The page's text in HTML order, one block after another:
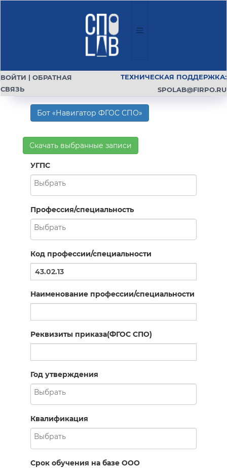
ВОЙТИ | ОБРАТНАЯ
СВЯЗЬ
ТЕХНИЧЕСКАЯ ПОДДЕРЖКА:
SPOLAB@FIRPO.RU
Бот «Навигатор ФГОС СПО»
Скачать выбранные записи
УГПС
Профессия/специальность
Код профессии/специальности
Наименование профессии/специальности
Реквизиты приказа(ФГОС СПО)
Год утверждения
Квалификация
Срок обучения на базе ООО